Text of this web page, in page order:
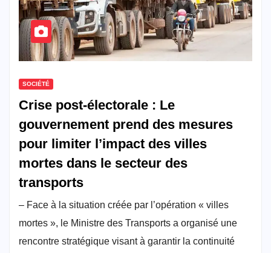
SOCIÉTÉ
Crise post-électorale : Le
gouvernement prend des mesures
pour limiter l’impact des villes
mortes dans le secteur des
transports
– Face à la situation créée par l’opération « villes
mortes », le Ministre des Transports a organisé une
rencontre stratégique visant à garantir la continuité